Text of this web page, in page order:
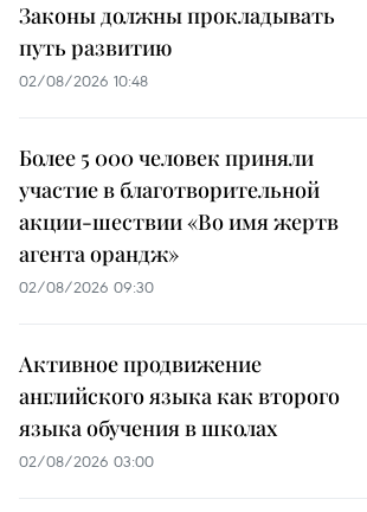
Законы должны прокладывать
путь развитию
02/08/2026 10:48
Более 5 000 человек приняли
участие в благотворительной
акции-шествии «Во имя жертв
агента орандж»
02/08/2026 09:30
Активное продвижение
английского языка как второго
языка обучения в школах
02/08/2026 03:00